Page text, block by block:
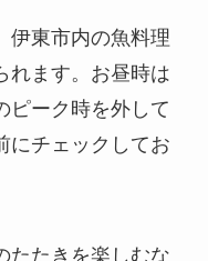
伊東市内の魚料理
れます。お昼時は
ピーク時を外して
にチェックしてお
たたきを楽しむな